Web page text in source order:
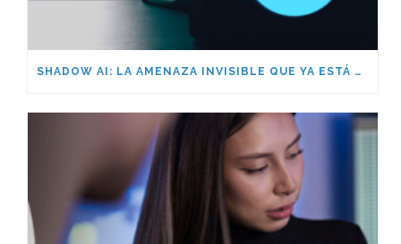
SHADOW AI: LA AMENAZA INVISIBLE QUE YA ESTÁ DENTRO DE TU EMPRESA